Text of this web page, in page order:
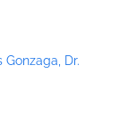
Dr.